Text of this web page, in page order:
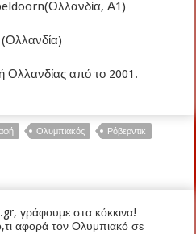
Α1)
Ολλανδίας από το 2001.
Ολυμπιακός Ρόβερντικ
γράφουμε στα κόκκινα!
αφορά τον Ολυμπιακό σε